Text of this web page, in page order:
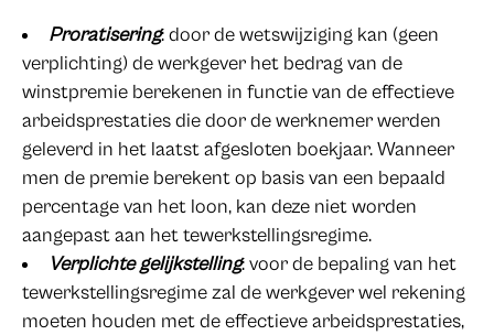
Proratisering: door de wetswijziging kan (geen
verplichting) de werkgever het bedrag van de
winstpremie berekenen in functie van de effectieve
arbeidsprestaties die door de werknemer werden
geleverd in het laatst afgesloten boekjaar. Wanneer
men de premie berekent op basis van een bepaald
percentage van het loon, kan deze niet worden
aangepast aan het tewerkstellingsregime.
Verplichte gelijkstelling: voor de bepaling van het
tewerkstellingsregime zal de werkgever wel rekening
moeten houden met de effectieve arbeidsprestaties,